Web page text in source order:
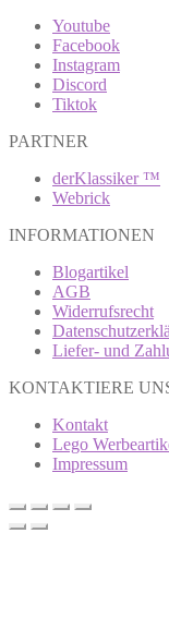
Youtube
Facebook
Instagram
Discord
Tiktok
PARTNER
derKlassiker ™
Webrick
INFORMATIONEN
Blogartikel
AGB
Widerrufsrecht
Liefer- und
KONTAKTIERE
Kontakt
Lego
Impressum